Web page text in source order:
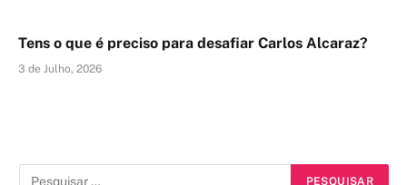
Tens o que é preciso para desafiar Carlos Alcaraz?
3 de Julho, 2026